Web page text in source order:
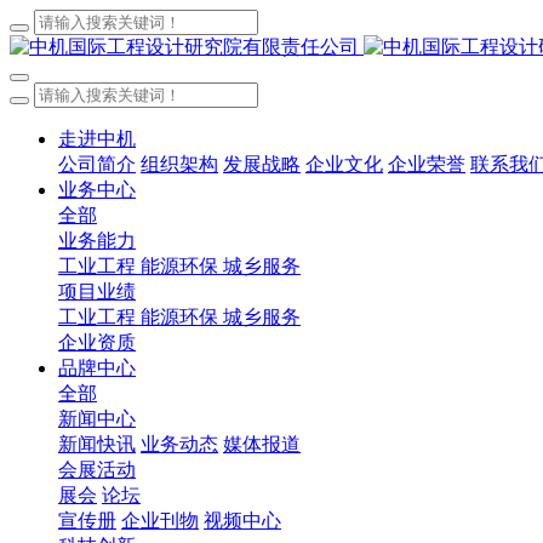
走进中机
公司简介 组织架构 发展战略 企业文化 企业荣誉 联系我
业务中心
全部
业务能力
工业工程 能源环保 城乡服务
项目业绩
工业工程 能源环保 城乡服务
企业资质
品牌中心
全部
新闻中心
新闻快讯 业务动态 媒体报道
会展活动
展会 论坛
宣传册 企业刊物 视频中心